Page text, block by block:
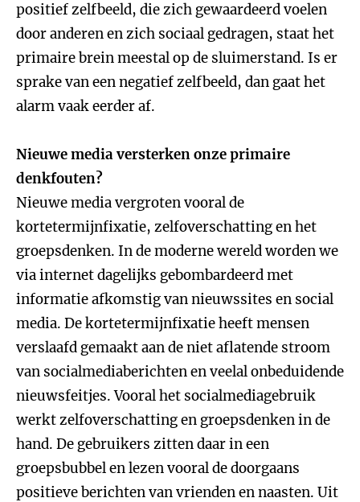
positief zelfbeeld, die zich gewaardeerd voelen
door anderen en zich sociaal gedragen, staat het
primaire brein meestal op de sluimerstand. Is er
sprake van een negatief zelfbeeld, dan gaat het
alarm vaak eerder af.
Nieuwe media versterken onze primaire
denkfouten?
Nieuwe media vergroten vooral de
kortetermijnfixatie, zelfoverschatting en het
groepsdenken. In de moderne wereld worden we
via internet dagelijks gebombardeerd met
informatie afkomstig van nieuwssites en social
media. De kortetermijnfixatie heeft mensen
verslaafd gemaakt aan de niet aflatende stroom
van socialmediaberichten en veelal onbeduidende
nieuwsfeitjes. Vooral het socialmediagebruik
werkt zelfoverschatting en groepsdenken in de
hand. De gebruikers zitten daar in een
groepsbubbel en lezen vooral de doorgaans
positieve berichten van vrienden en naasten. Uit